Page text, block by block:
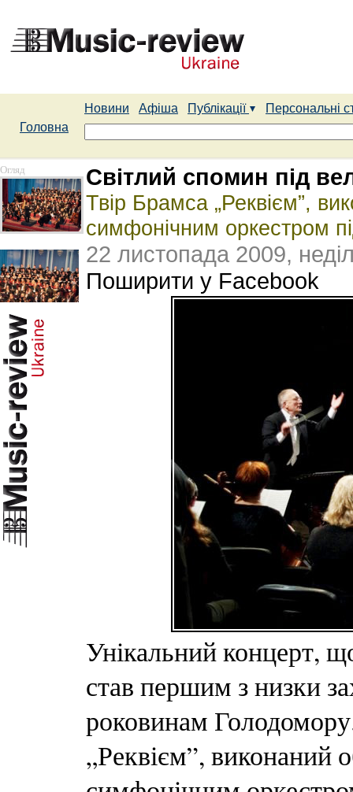
Новини Афіша Публікації
Персональні
Головна
Огляд Світлий спомин під
Твір Брамса „Реквієм”,
симфонічним оркестром
22 листопада 2009,
Поширити у Facebook
Унікальний концерт,
став першим з низки
роковинам
„Реквієм”, виконаний